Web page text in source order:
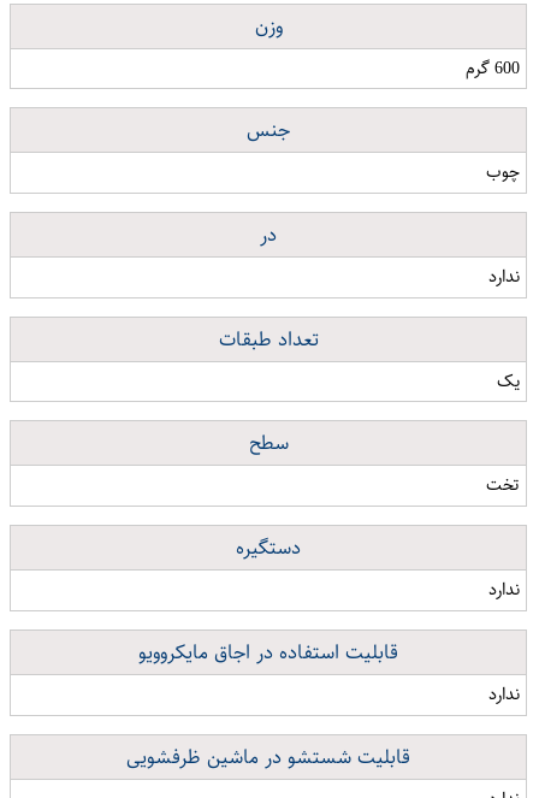
وزن
600 گرم
جنس
چوب
در
ندارد
تعداد طبقات
یک
سطح
تخت
دستگیره
ندارد
قابلیت استفاده در اجاق مایکروویو
ندارد
قابلیت شستشو در ماشین ظرفشویی